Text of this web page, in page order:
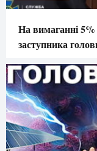
На вимаганні 5%
заступника